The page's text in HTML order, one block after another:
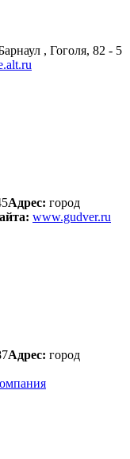
, Гоголя, 82 - 5
Адрес: город
www.gudver.ru
Адрес: город